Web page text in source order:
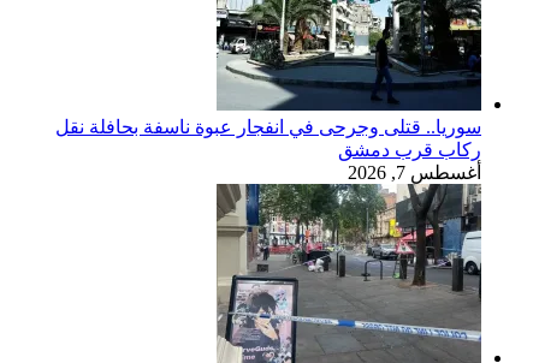
سوريا.. قتلى وجرحى في انفجار عبوة ناسفة بحافلة نقل
ركاب قرب دمشق
أغسطس 7, 2026